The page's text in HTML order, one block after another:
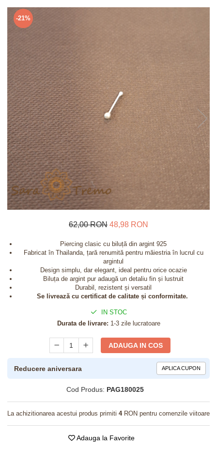
Bijuterii pentru barbati
Inele
Lanturi
Bratari
Talismane
Verighete
Bijuterii din argint placate cu aur
24K
-21%
62,00 RON 48,98 RON
Piercing clasic cu biluță din argint 925
Fabricat în Thailanda, țară renumită pentru măiestria în lucrul cu
argintul
Design simplu, dar elegant, ideal pentru orice ocazie
Biluța de argint pur adaugă un detaliu fin și lustruit
Durabil, rezistent și versatil
Se livrează cu certificat de calitate și conformitate.
IN STOC
Durata de livrare: 1-3 zile lucratoare
ADAUGA IN COS
Reducere aniversara APLICA CUPON
Cod Produs: PAG180025
La achizitionarea acestui produs primiti 4RON pentru comenzile viitoare
Adauga la Favorite